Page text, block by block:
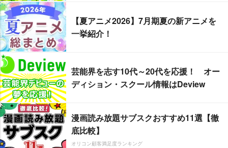
【夏アニメ2026】7月期夏の新アニメを
一挙紹介！
芸能界を志す10代～20代を応援！ オー
ディション・スクール情報はDeview
漫画読み放題サブスクおすすめ11選【徹
底比較】
オリコン顧客満足度ランキング